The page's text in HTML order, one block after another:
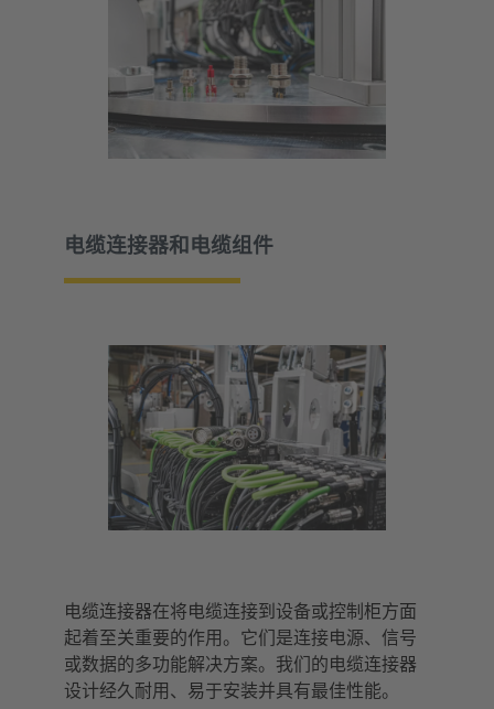
电缆连接器和电缆组件
电缆连接器在将电缆连接到设备或控制柜方面
起着至关重要的作用。它们是连接电源、信号
或数据的多功能解决方案。我们的电缆连接器
设计经久耐用、易于安装并具有最佳性能。